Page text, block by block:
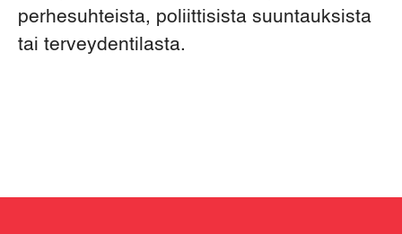
perhesuhteista, poliittisista suuntauksista
tai terveydentilasta.